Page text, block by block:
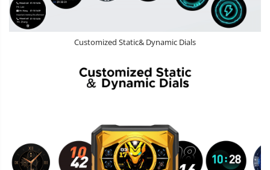
Customized Static& Dynamic Dials